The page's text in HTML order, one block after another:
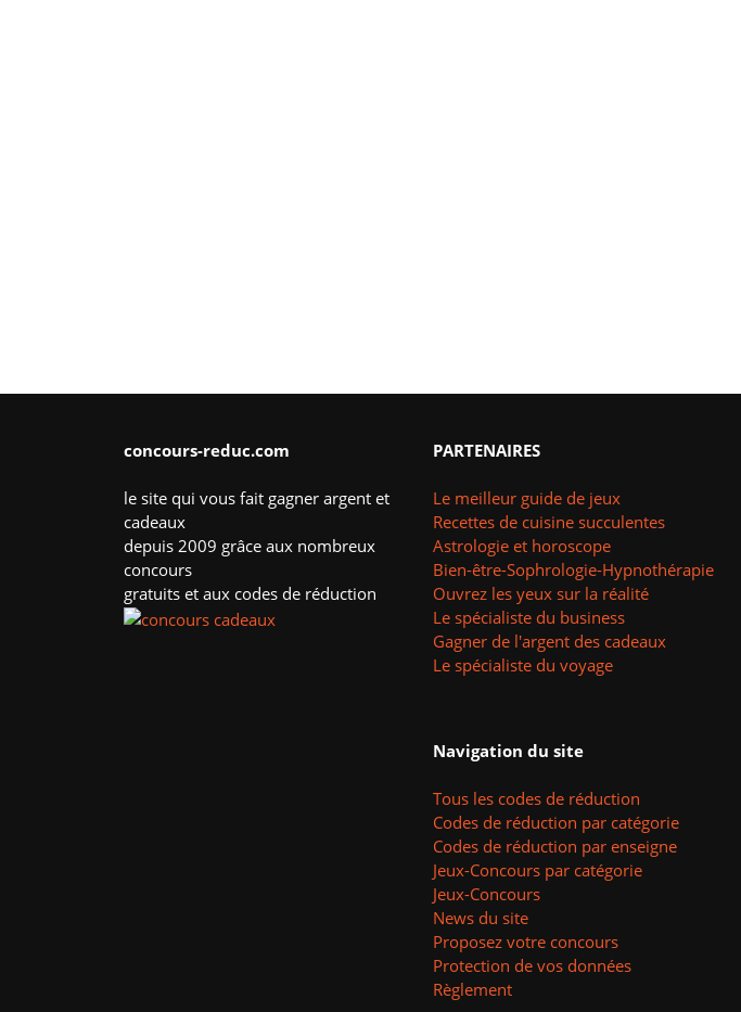
concours-reduc.com
le site qui vous fait gagner argent et
cadeaux
depuis 2009 grâce aux nombreux
concours
gratuits et aux codes de réduction
PARTENAIRES
Le meilleur guide de jeux
Recettes de cuisine succulentes
Astrologie et horoscope
Bien-être-Sophrologie-Hypnothérapie
Ouvrez les yeux sur la réalité
Le spécialiste du business
Gagner de l'argent des cadeaux
Le spécialiste du voyage
Navigation du site
Tous les codes de réduction
Codes de réduction par catégorie
Codes de réduction par enseigne
Jeux-Concours par catégorie
Jeux-Concours
News du site
Proposez votre concours
Protection de vos données
Règlement